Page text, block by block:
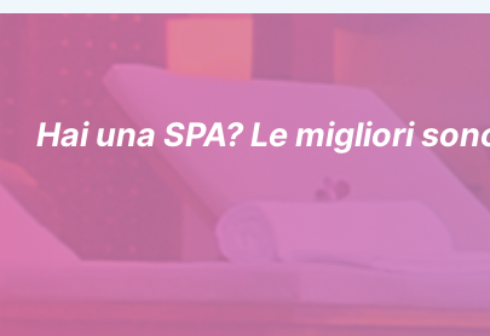
Hai una SPA? Le migliori